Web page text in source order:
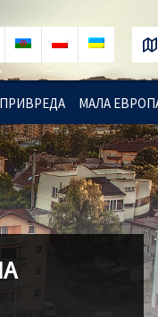
ПРИВРЕДА МАЛА